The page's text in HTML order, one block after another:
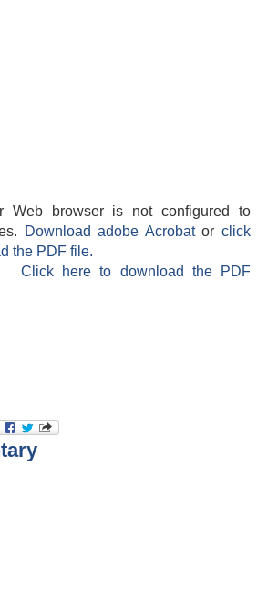
Web browser is not configured to
Download adobe Acrobatorclick
the PDF file.
Click here to download the PDF